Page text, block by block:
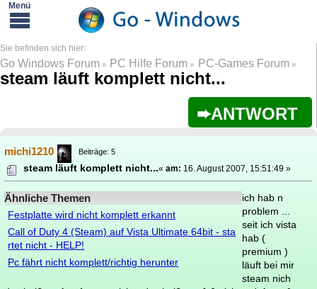
Go Windows Forum » PC Hilfe Forum » PC-Games Forum»
steam läuft komplett nicht...
ANTWORT
michi1210 Beiträge: 5
steam läuft komplett nicht...«am: 16. August 2007, 15:51:49 »
Ähnliche Themen
Festplatte wird nicht komplett erkannt
Call of Duty 4 (Steam) auf Vista Ultimate 64bit - sta
rtet nicht - HELP!
Pc fährt nicht komplett/richtig herunter
ich hab n
problem ...
seit ich vista
hab (
premium )
läuft bei mir
steam nich